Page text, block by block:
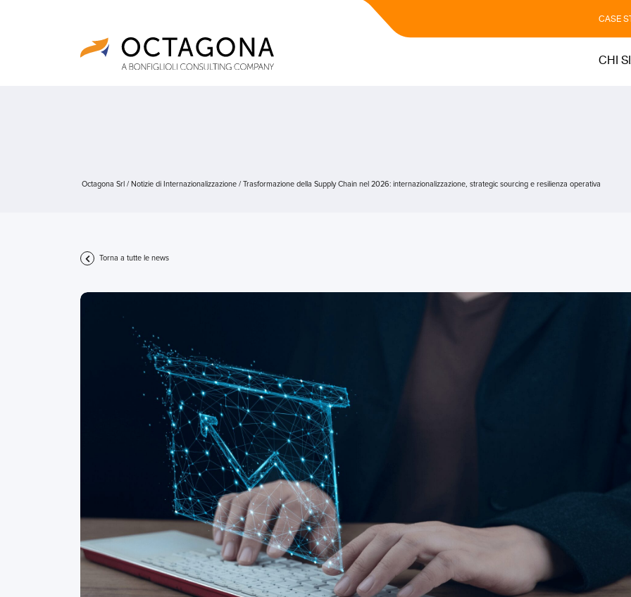
CASE
CHI
Octagona Srl / Notizie di Internazionalizzazione / Trasformazione della Supply Chain nel 2026: internazionalizzazione, strategic sourcing e resilienza operativa
Torna a tutte le news